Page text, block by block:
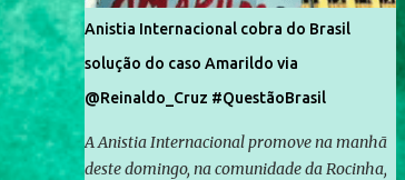
Anistia Internacional cobra do Brasil
solução do caso Amarildo via
@Reinaldo_Cruz #QuestãoBrasil
A Anistia Internacional promove na manhã
deste domingo, na comunidade da Rocinha,